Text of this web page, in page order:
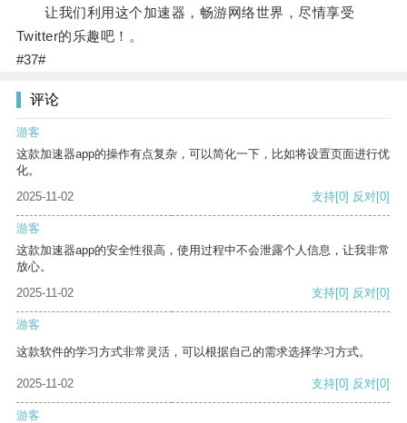
让我们利用这个加速器，畅游网络世界，尽情享受
Twitter的乐趣吧！。
#37#
评论
游客
这款加速器app的操作有点复杂，可以简化一下，比如将设置页面进行优
化。
2025-11-02
支持[0] 反对[0]
游客
这款加速器app的安全性很高，使用过程中不会泄露个人信息，让我非常
放心。
2025-11-02
支持[0] 反对[0]
游客
这款软件的学习方式非常灵活，可以根据自己的需求选择学习方式。
2025-11-02 支持[0] 反对[0]
游客